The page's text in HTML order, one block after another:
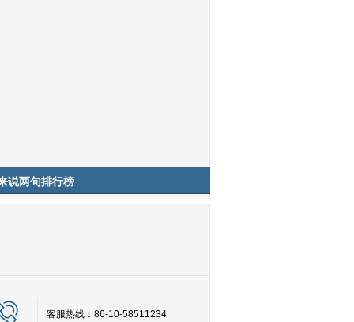
说两句排行榜
客服热线：86-10-58511234